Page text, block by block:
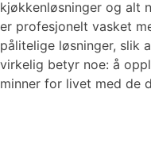
kjøkkenløsninger og alt
er profesjonelt vasket
pålitelige løsninger, slik
virkelig betyr noe: å
minner for livet med de